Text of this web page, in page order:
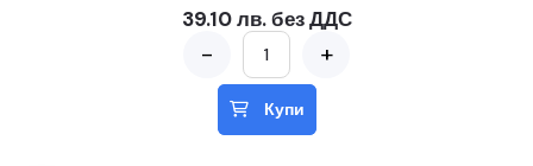
39.10 лв. без ДДС
- +
Купи